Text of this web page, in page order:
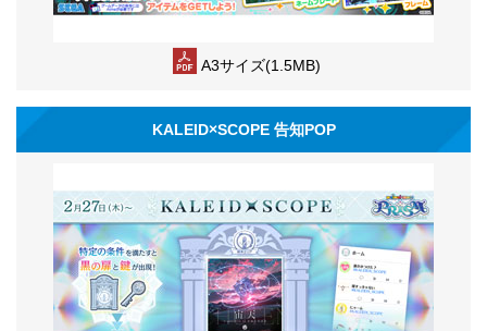
A3サイズ(1.5MB)
KALEID×SCOPE 告知POP